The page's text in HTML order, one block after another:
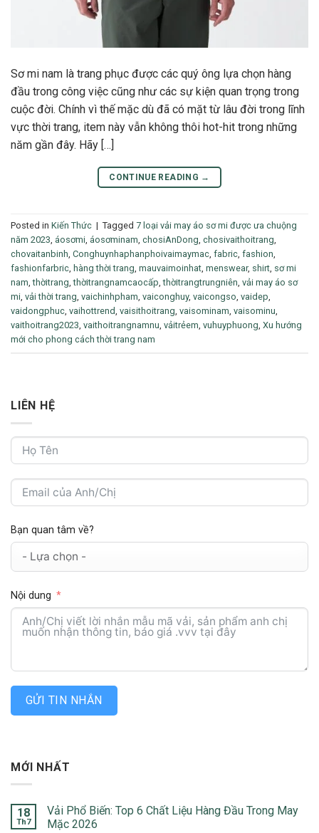
Sơ mi nam là trang phục được các quý ông lựa chọn hàng
đầu trong công việc cũng như các sự kiện quan trọng trong
cuộc đời. Chính vì thế mặc dù đã có mặt từ lâu đời trong lĩnh
vực thời trang, item này vẫn không thôi hot-hit trong những
năm gần đây. Hãy […]
CONTINUE READING →
Posted in Kiến Thức | Tagged 7 loại vải may áo sơ mi được ưa chuộng
năm 2023, áosơmi, áosơminam, chosiAnDong, chosivaithoitrang,
chovaitanbinh, Conghuynhaphanphoivaimaymac, fabric, fashion,
fashionfarbric, hàng thời trang, mauvaimoinhat, menswear, shirt, sơ mi
nam,thờitrang,thờitrangnamcaocấp,thờitrangtrungniên, vải may áo sơ
mi, vải thời trang, vaichinhpham, vaiconghuy, vaicongso, vaidep,
vaidongphuc, vaihottrend, vaisithoitrang, vaisominam, vaisominu,
vaithoitrang2023, vaithoitrangnamnu, vảitrẻem, vuhuyphuong, Xu hướng
mới cho phong cách thời trang nam
LIÊN HỆ
Bạn quan tâm về?
Nội dung
GỬI TIN NHẮN
MỚI NHẤT
18
Th7
Vải Phổ Biến: Top 6 Chất Liệu Hàng Đầu Trong May
Mặc 2026